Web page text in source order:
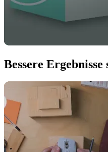
Bessere